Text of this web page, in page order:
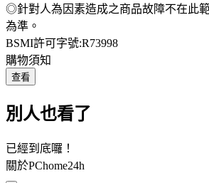
◎針對人為因素造成之商品故障不在此
為準。
BSMI許可字號:R73998
購物須知
查看
別人也看了
已經到底囉！
關於PChome24h